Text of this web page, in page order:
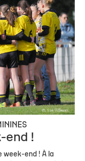
end !
week-end ! À la